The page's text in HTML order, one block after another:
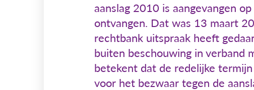
aanslag 2010 is aangevangen
ontvangen. Dat was 13 maart
rechtbank uitspraak heeft
buiten beschouwing in verband
betekent dat de redelijke
voor het bezwaar tegen de